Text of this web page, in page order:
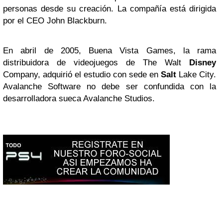
personas desde su creación. La compañía está dirigida
por el CEO John Blackburn.
En abril de 2005, Buena Vista Games, la rama
distribuidora de videojuegos de The Walt Disney
Company, adquirió el estudio con sede en Salt Lake City.
Avalanche Software no debe ser confundida con la
desarrolladora sueca Avalanche Studios.